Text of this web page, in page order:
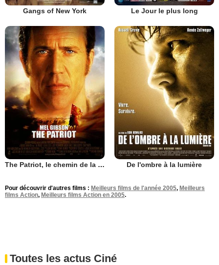
Gangs of New York Le Jour le plus long
The Patriot, le chemin de la liberté De l'ombre à la lumière
Pour découvrir d'autres films : Meilleurs films de l'année 2005, Meilleurs
films Action, Meilleurs films Action en 2005.
Toutes les actus Ciné